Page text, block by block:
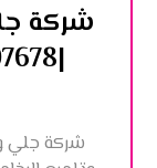
شركة
|0545307678| تلميع البلاط
شركة جلي